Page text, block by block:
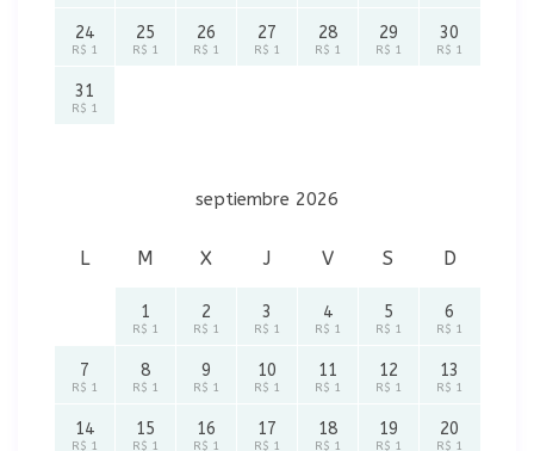
24
R$ 1
25
R$ 1
26
R$ 1
27
R$ 1
28
R$ 1
29
R$ 1
30
R$ 1
31
R$ 1
septiembre 2026
L M X J V S D
1
R$ 1
2
R$ 1
3
R$ 1
4
R$ 1
5
R$ 1
6
R$ 1
7
R$ 1
8
R$ 1
9
R$ 1
10
R$ 1
11
R$ 1
12
R$ 1
13
R$ 1
14
R$ 1
15
R$ 1
16
R$ 1
17
R$ 1
18
R$ 1
19
R$ 1
20
R$ 1